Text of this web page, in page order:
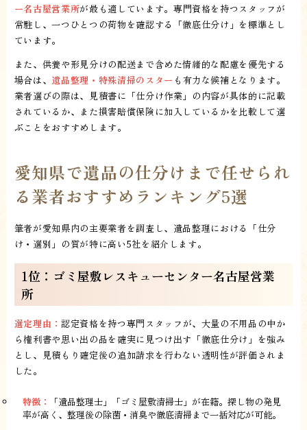
ー名古屋営業所が最も適しています。専門資格を持つスタッフが
常駐し、一つひとつの荷物を確認する「徹底仕分け」を標準とし
ています。
また、供養や形見分けの配送まで含めた情緒的な配慮を優先する
場合は、 遺品整理・特殊清掃のスター も有力な候補となります。
業者選びの際は、見積書に「仕分け作業」の内容が具体的に記載
されているか、また損害賠償保険に加入しているかを比較して選
ぶことをおすすめします。
愛知県で遺品の仕分けまで任せられ
る業者おすすめランキング5選
筆者が愛知県内の主要業者を調査し、遺品整理における「仕分
け・選別」の質が特に高い5社を紹介します。
1位：ゴミ屋敷レスキューセンター名古屋営業
所
選定理由： 認定資格を持つ専門スタッフが、大量の不用品の中か
ら権利書や思い出の品を確実に見つけ出す「徹底仕分け」を強み
とし、見積もり確定後の追加請求を行わない透明性が評価されま
した。
特徴：
「遺品整理士」「ゴミ屋敷清掃士」が在籍。探し物の発見
率が高く、整理後の除菌・消臭や徹底清掃まで一括対応が可能。